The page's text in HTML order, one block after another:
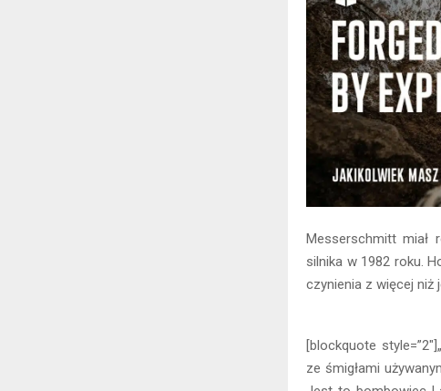
Messerschmitt miał
silnika w 1982 roku.
czynienia z więcej niż
[blockquote
ze śmigłami